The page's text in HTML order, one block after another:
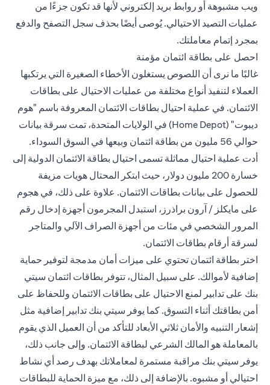
ويب مشبوهة أو روابط بريد إلكتروني لأنها قد تكون جزءًا من
عمليات التصيد الاحتيالي. يُوصى أيضًا بحذف سجل التصفح والدفع
بمجرد إتمام معاملتك.
احصل على بطاقة ائتمان مؤمنة
غالبًا ما نرى أن اللصوص يستغلون الأخطاء الصغيرة التي يرتكبها
العملاء لتنفيذ أنواع مختلفة من عمليات الاحتيال على بطاقات
الائتمان. في عملية احتيال بطاقات الائتمان المعروفة باسم "هوم
ديبوت" (Home Depot) في الولايات المتحدة، تمت سرقة بيانات
حوالي 56 مليون من بطاقة ائتمان وبيعها في السوق السوداء.
أدت عملية احتيال مماثلة تسمى احتيال بطاقة الائتمان الدولية إلى
خسارة 200 مليون دولار، حيث ابتكر المحتال هويات مزيفة
للحصول على بيانات بطاقات الائتمان. علاوة على ذلك، في هجوم
على مايكلز / آرون براذرز، استبدل المجرمون أجهزة إدخال رقم
المرور الشخصي في مئات من أجهزة الصراف الآلي والمتاجر
لسرقة أرقام بطاقات الائتمان.
اختر بطاقة ائتمان تحتوي على ميزات أمان مدمجة لتوفير حماية
إضافية لأموالك. على سبيل المثال، تتوفر بطاقات ائتمان سيتي
بنك على تدابير لمنع الاحتيال على بطاقات الائتمان وللحفاظ على
أمن بطاقتك أثناء التسوق. كما يوفر سيتي بنك تدابير إضافية مثل
إشعار التنبيه والأمان ثلاثي الأبعاد للتأكد من أن العميل الذي يقوم
بالمعاملة هو المالك الشرعي لبطاقة الائتمان. وإلى جانب ذلك،
يوفر سيتي بنك مراقبة مستمرة لمعاملاتك بهدف رصد أي نشاط
احتيالي أو مشبوه. بالإضافة إلى ذلك، مع ميزة الحماية للبطاقات